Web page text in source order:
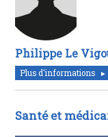
Philippe Le
Plus d'informations
Santé et